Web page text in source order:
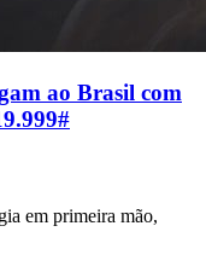
ao Brasil com
#
em primeira mão,